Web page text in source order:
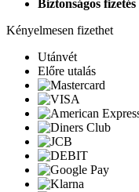
Biztonságos fizetés
Kényelmesen fizethet
Utánvét
Előre utalás